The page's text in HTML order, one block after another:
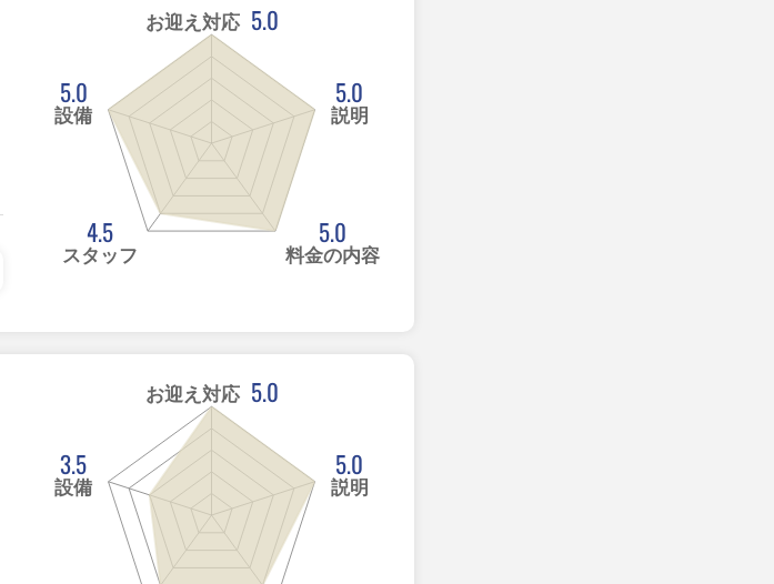
お迎え対応 5.0
5.0
説明
5.0
料金の内容
4.5
スタッフ
5.0
設備
お迎え対応 5.0
5.0
説明
3.5
設備